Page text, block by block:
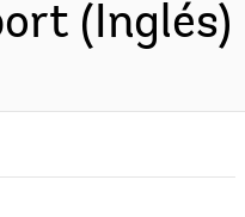
(Inglés)